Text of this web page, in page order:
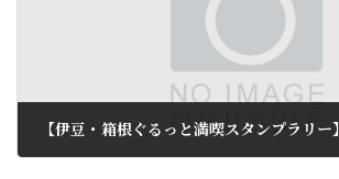
【伊豆・箱根ぐるっと満喫スタンプラリー】